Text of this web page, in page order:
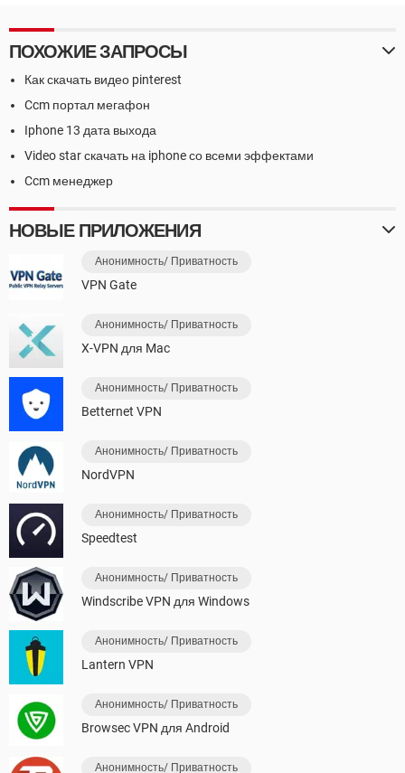
ПОХОЖИЕ ЗАПРОСЫ
Как скачать видео pinterest
Ccm портал мегафон
Iphone 13 дата выхода
Video star скачать на iphone со всеми эффектами
Ccm менеджер
НОВЫЕ ПРИЛОЖЕНИЯ
Анонимность/ Приватность
VPN Gate
Анонимность/ Приватность
X-VPN для Mac
Анонимность/ Приватность
Betternet VPN
Анонимность/ Приватность
NordVPN
Анонимность/ Приватность
Speedtest
Анонимность/ Приватность
Windscribe VPN для Windows
Анонимность/ Приватность
Lantern VPN
Анонимность/ Приватность
Browsec VPN для Android
Анонимность/ Приватность